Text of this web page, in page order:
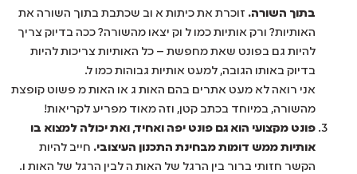
בתוך השורה. זוכרת את כיתות א וב שכתבת בתוך השורה את
האותיות? ורק אותיות כמו ל וק יצאו מהשורה? ככה בדיוק צריך
להיות גם בפונט שאת מחפשת – כל האותיות צריכות להיות
בדיוק באותו הגובה, למעט אותיות גבוהות כמו ל.
אני רואה לא מעט אתרים בהם האות ג או האות מ פשוט קופצת
מהשורה, במיוחד בכתב קטן, וזה מאוד מפריע לקריאות!
פונט מקצועי הוא גם פונט יפה ואחיד, ואת יכולה למצוא בו
אותיות ממש דומות מבחינת התכנון העיצובי. חייב להיות
הקשר חזותי ברור בין הרגל של האות ה לבין הרגל של האות ו.